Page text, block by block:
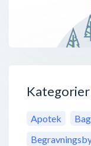
Apotek